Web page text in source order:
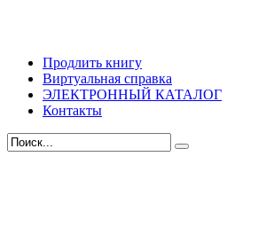
Продлить книгу
Виртуальная справка
ЭЛЕКТРОННЫЙ КАТАЛОГ
Контакты